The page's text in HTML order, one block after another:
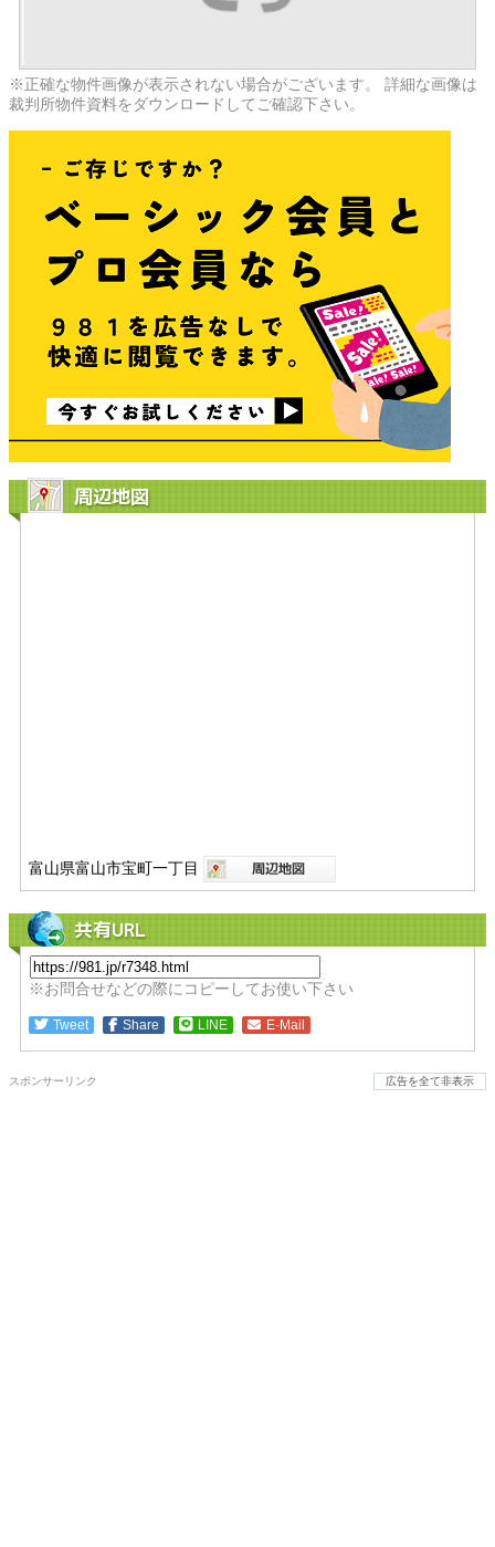
※正確な物件画像が表示されない場合がございます。 詳細な画像は
裁判所物件資料をダウンロードしてご確認下さい。
周辺地図
富山県富山市宝町一丁目
共有URL
※お問合せなどの際にコピーしてお使い下さい
Tweet Share LINE E-Mail
スポンサーリンク 広告を全て非表示